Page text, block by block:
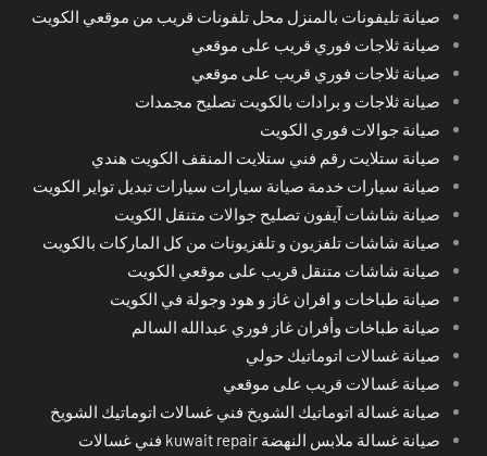
صيانة تليفونات بالمنزل محل تلفونات قريب من موقعي الكويت
صيانة ثلاجات فوري قريب على موقعي
صيانة ثلاجات فوري قريب على موقعي
صيانة ثلاجات و برادات بالكويت تصليح مجمدات
صيانة جوالات فوري الكويت
صيانة ستلايت رقم فني ستلايت المنقف الكويت هندي
صيانة سيارات خدمة صيانة سيارات سيارات تبديل تواير الكويت
صيانة شاشات آيفون تصليح جوالات متنقل الكويت
صيانة شاشات تلفزيون و تلفزيونات من كل الماركات بالكويت
صيانة شاشات متنقل قريب على موقعي الكويت
صيانة طباخات و افران غاز و هود وجولة في الكويت
صيانة طباخات وأفران غاز فوري عبدالله السالم
صيانة غسالات اتوماتيك حولي
صيانة غسالات قريب على موقعي
صيانة غسالة اتوماتيك الشويخ فني غسالات اتوماتيك الشويخ
صيانة غسالة ملابس النهضة kuwait repair فني غسالات